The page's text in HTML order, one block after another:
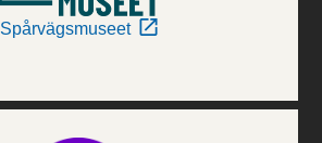
Spårvägsmuseet